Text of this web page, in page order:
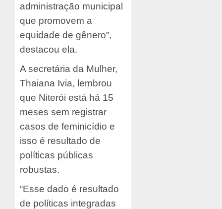
administração municipal
que promovem a
equidade de gênero”,
destacou ela.
A secretária da Mulher,
Thaiana Ivia, lembrou
que Niterói está há 15
meses sem registrar
casos de feminicídio e
isso é resultado de
políticas públicas
robustas.
“Esse dado é resultado
de políticas integradas